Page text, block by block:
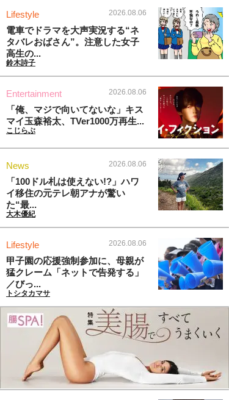
Lifestyle 2026.08.06
電車でドラマを大声実況する“ネ
タバレおばさん”。注意した女子
高生の...
鈴木詩子
Entertainment 2026.08.06
「俺、マジで向いてないな」キス
マイ玉森裕太、TVer1000万再生...
こじらぶ
News 2026.08.06
「100ドル札は使えない!?」ハワ
イ移住の元テレ朝アナが驚い
た“最...
大木優紀
Lifestyle 2026.08.06
甲子園の応援強制参加に、母親が
猛クレーム「ネットで告発する」
／びっ...
トシタカマサ